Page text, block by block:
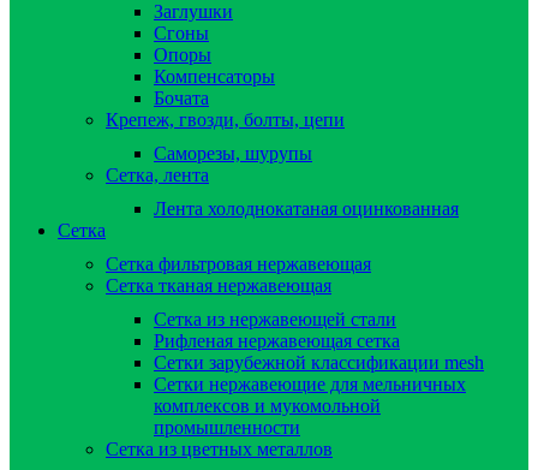
Заглушки
Сгоны
Опоры
Компенсаторы
Бочата
Крепеж, гвозди, болты, цепи
Саморезы, шурупы
Сетка, лента
Лента холоднокатаная оцинкованная
Сетка
Сетка фильтровая нержавеющая
Сетка тканая нержавеющая
Сетка из нержавеющей стали
Рифленая нержавеющая сетка
Сетки зарубежной классификации mesh
Сетки нержавеющие для мельничных
комплексов и мукомольной
промышленности
Сетка из цветных металлов